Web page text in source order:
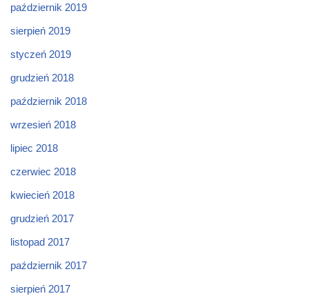
październik 2019
sierpień 2019
styczeń 2019
grudzień 2018
październik 2018
wrzesień 2018
lipiec 2018
czerwiec 2018
kwiecień 2018
grudzień 2017
listopad 2017
październik 2017
sierpień 2017